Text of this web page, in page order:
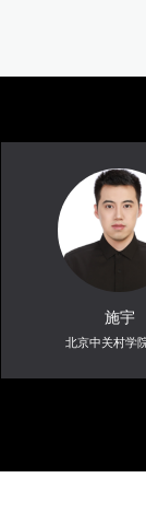
施宇
北京中关村学